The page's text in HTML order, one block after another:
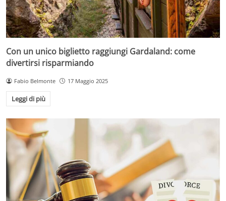
Con un unico biglietto raggiungi Gardaland: come
divertirsi risparmiando
Fabio Belmonte 17 Maggio 2025
Leggi di più